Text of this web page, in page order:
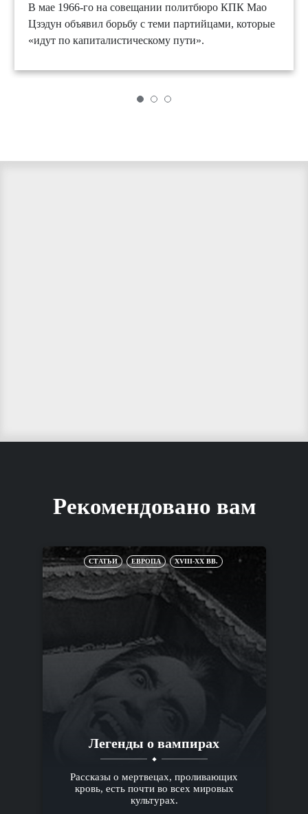
В мае 1966-го на совещании политбюро КПК Мао
Цзэдун объявил борьбу с теми партийцами, которые
«идут по капиталистическому пути».
Рекомендовано вам
СТАТЬИ ЕВРОПА XVIII-XX ВВ.
Легенды о вампирах
Рассказы о мертвецах, проливающих
кровь, есть почти во всех мировых
культурах.